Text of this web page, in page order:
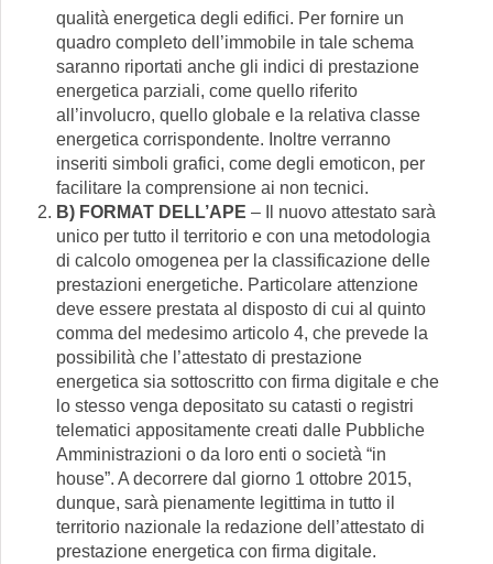
qualità energetica degli edifici. Per fornire un
quadro completo dell’immobile in tale schema
saranno riportati anche gli indici di prestazione
energetica parziali, come quello riferito
all’involucro, quello globale e la relativa classe
energetica corrispondente. Inoltre verranno
inseriti simboli grafici, come degli emoticon, per
facilitare la comprensione ai non tecnici.
B) FORMAT DELL’APE – Il nuovo attestato sarà
unico per tutto il territorio e con una metodologia
di calcolo omogenea per la classificazione delle
prestazioni energetiche. Particolare attenzione
deve essere prestata al disposto di cui al quinto
comma del medesimo articolo 4, che prevede la
possibilità che l’attestato di prestazione
energetica sia sottoscritto con firma digitale e che
lo stesso venga depositato su catasti o registri
telematici appositamente creati dalle Pubbliche
Amministrazioni o da loro enti o società “in
house”. A decorrere dal giorno 1 ottobre 2015,
dunque, sarà pienamente legittima in tutto il
territorio nazionale la redazione dell’attestato di
prestazione energetica con firma digitale.